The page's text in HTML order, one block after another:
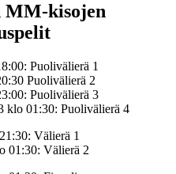
MM-kisojen
Puolivälierä 1
Puolivälierä 2
Puolivälierä 3
klo 01:30: Puolivälierä 4
Välierä 1
01:30: Välierä 2